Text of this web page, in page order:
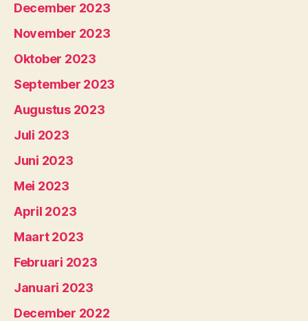
December 2023
November 2023
Oktober 2023
September 2023
Augustus 2023
Juli 2023
Juni 2023
Mei 2023
April 2023
Maart 2023
Februari 2023
Januari 2023
December 2022